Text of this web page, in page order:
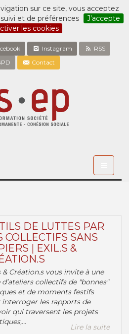
sur ce site, vous acceptez
et de préférences
J’accepte
les cookies
Instagram
RSS
Contact
DE LUTTES PAR
COLLECTIFS SANS
| EXIL.S &
& Création.s vous invite à une
d’ateliers collectifs de "bonnes"
et de moments festifs
interroger les rapports de
qui traversent les projets
Lire la suite